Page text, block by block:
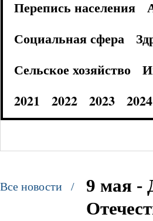
Перепись населения
Социальная сфера
Сельское хозяйство
2021
2022 2023 2024
Все новости /
9 мая -